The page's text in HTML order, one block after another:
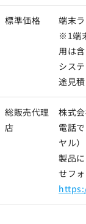
標準価格
端末
※1端
用は
シス
途見
総販売代理
店
株式
電話
ヤル）
製品
せフ